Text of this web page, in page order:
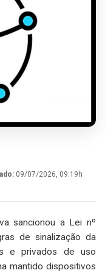
09/07/2026, 09:19h
sancionou a Lei nº
de sinalização da
e privados de uso
mantido dispositivos